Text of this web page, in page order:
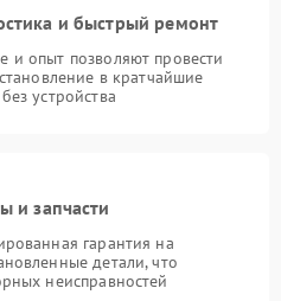
и быстрый ремонт
опыт позволяют провести
в кратчайшие
устройства
и запчасти
гарантия на
детали, что
неисправностей